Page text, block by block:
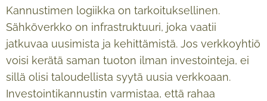
Kannustimen logiikka on tarkoituksellinen.
Sähköverkko on infrastruktuuri, joka vaatii
jatkuvaa uusimista ja kehittämistä. Jos verkkoyhtiö
voisi kerätä saman tuoton ilman investointeja, ei
sillä olisi taloudellista syytä uusia verkkoaan.
Investointikannustin varmistaa, että rahaa